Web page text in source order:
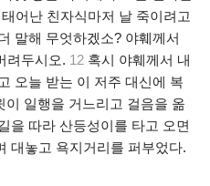
어난 친자식마저 날 죽이려고
말해 무엇하겠소? 야훼께서
려두시오. 12 혹시 야훼께서 내
오늘 받는 이 저주 대신에 복
이 일행을 거느리고 걸음을 옮
을 따라 산등성이를 타고 오면
대놓고 욕지거리를 퍼부었다.